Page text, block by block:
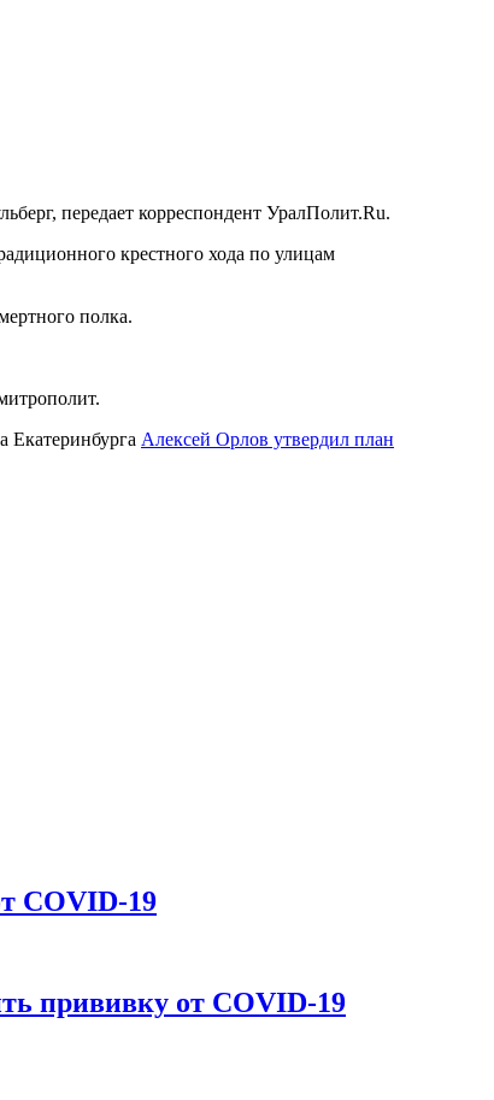
передает корреспондент УралПолит.Ru.
крестного хода по улицам
полка.
Екатеринбурга Алексей Орлов утвердил план
COVID-19
прививку от COVID-19